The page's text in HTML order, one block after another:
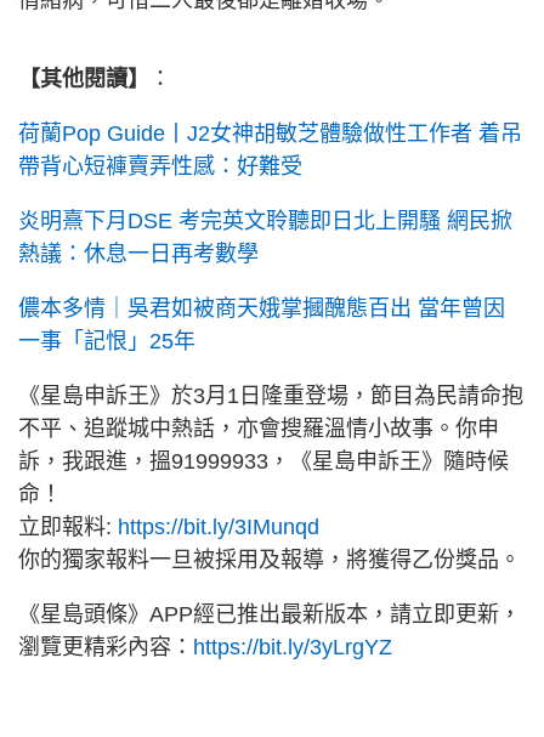
【其他閱讀】 ：
荷蘭Pop Guide丨J2女神胡敏芝體驗做性工作者 着吊
帶背心短褲賣弄性感：好難受
炎明熹下月DSE 考完英文聆聽即日北上開騷 網民掀
熱議：休息一日再考數學
儂本多情｜吳君如被商天娥掌摑醜態百出 當年曾因
一事「記恨」25年
《星島申訴王》於3月1日隆重登場，節目為民請命抱
不平、追蹤城中熱話，亦會搜羅溫情小故事。你申
訴，我跟進，搵91999933，《星島申訴王》隨時候
命！
立即報料: https://bit.ly/3IMunqd
你的獨家報料一旦被採用及報導，將獲得乙份獎品。
《星島頭條》APP經已推出最新版本，請立即更新，
瀏覽更精彩內容： https://bit.ly/3yLrgYZ